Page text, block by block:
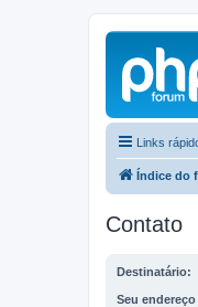
Links
Índice do
Contato
Destinatário:
Seu